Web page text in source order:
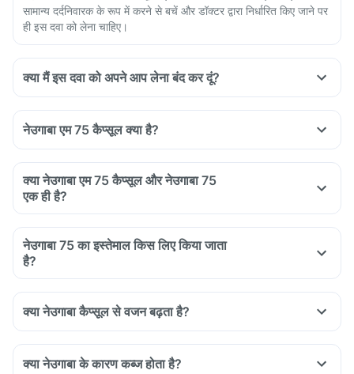
सामान्य दर्दनिवारक के रूप में करने से बचें और डॉक्टर द्वारा निर्धारित किए जाने पर
ही इस दवा को लेना चाहिए।
क्या मैं इस दवा को अपने आप लेना बंद कर दूं?
नेउगाबा एम 75 कैप्सूल क्या है?
क्या नेउगाबा एम 75 कैप्सूल और नेउगाबा 75
एक ही है?
No, Neugaba M 75 contains pregabalin and
sensation due to nerve damage as well as regenerates the
While Neugaba 75 contains pregabalin which reduces the
pain sensation due to nerve damage and other conditions.
Based on the disease condition and severity the most
appropriate regime is selected and prescribed by the
doctor.
नेउगाबा 75 का इस्तेमाल किस लिए किया जाता
है?
क्या नेउगाबा कैप्सूल से वजन बढ़ता है?
क्या नेउगाबा के कारण कब्ज होता है?